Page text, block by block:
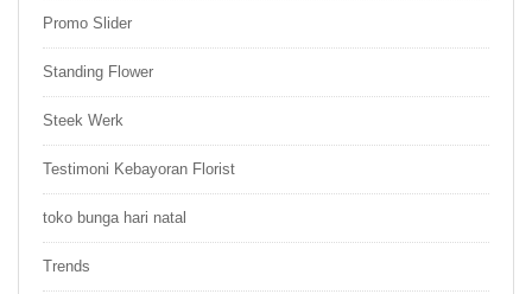
Promo Slider
Standing Flower
Steek Werk
Testimoni Kebayoran Florist
toko bunga hari natal
Trends